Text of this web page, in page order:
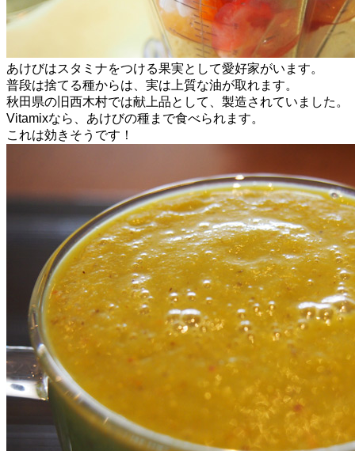
あけびはスタミナをつける果実として愛好家がいます。
普段は捨てる種からは、実は上質な油が取れます。
秋田県の旧西木村では献上品として、製造されていました。
Vitamixなら、あけびの種まで食べられます。
これは効きそうです！